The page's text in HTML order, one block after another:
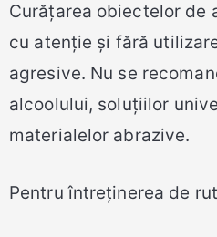
Curățarea obiectelor de
cu atenție și fără
agresive. Nu se
alcoolului, soluțiilor
materialelor abrazive.
Pentru întreținerea de